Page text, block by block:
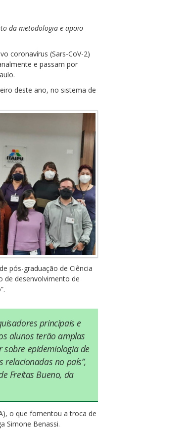
da metodologia e apoio
coronavírus (Sars-CoV-2)
e passam por
deste ano, no sistema de
pós-graduação de Ciência
de desenvolvimento de
principais e
alunos terão amplas
epidemiologia de
relacionadas no país”,
Freitas Bueno, da
o que fomentou a troca de
Simone Benassi.